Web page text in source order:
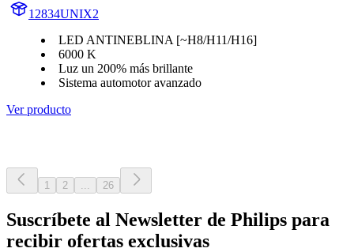
12834UNIX2
LED ANTINEBLINA [~H8/H11/H16]
6000 K
Luz un 200% más brillante
Sistema automotor avanzado
Ver producto
1 2 26
Suscríbete al Newsletter de Philips para
recibir ofertas exclusivas